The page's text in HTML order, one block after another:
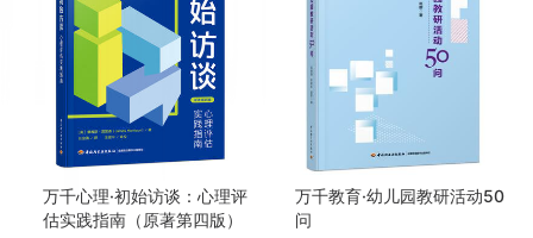
万千心理·初始访谈：心理评
估实践指南（原著第四版）
万千教育·幼儿园教研活动50
问